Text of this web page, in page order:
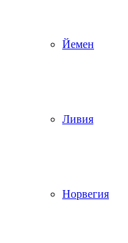
Йемен
Ливия
Норвегия